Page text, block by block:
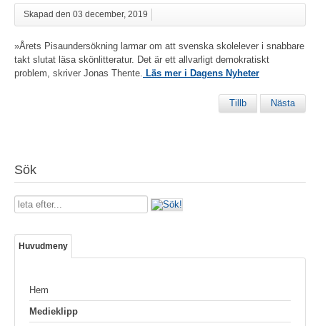
Skapad den 03 december, 2019
»Årets Pisaundersökning larmar om att svenska skolelever i snabbare
takt slutat läsa skönlitteratur. Det är ett allvarligt demokratiskt
problem, skriver Jonas Thente. Läs mer i Dagens Nyheter
Tillb Nästa
Sök
Sök
Huvudmeny
Hem
Medieklipp